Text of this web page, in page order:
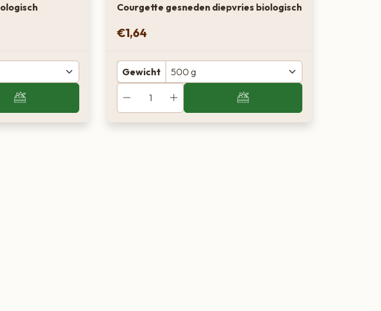
Courgette gesneden diepvries biologisch
€1,64
Gewicht